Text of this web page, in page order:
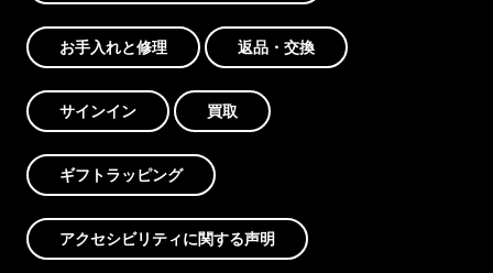
お手入れと修理 返品・交換
サインイン 買取
ギフトラッピング
アクセシビリティに関する声明